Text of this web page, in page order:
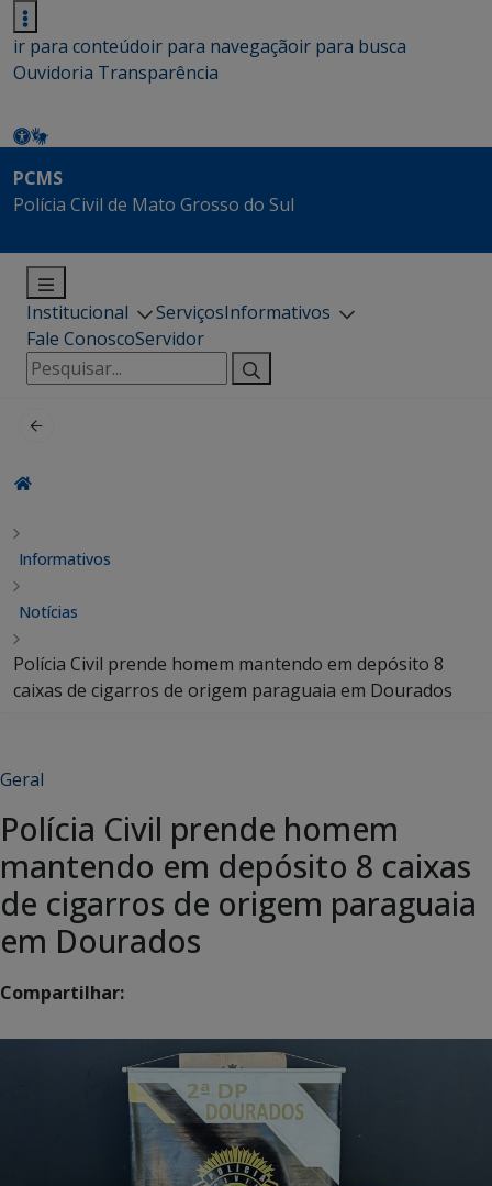
ir para conteúdoir para navegaçãoir para busca
Ouvidoria Transparência
PCMS
Polícia Civil de Mato Grosso do Sul
Institucional ServiçosInformativos
Fale ConoscoServidor
Pesquisar
por:
Informativos
Notícias
Polícia Civil prende homem mantendo em depósito 8
caixas de cigarros de origem paraguaia em Dourados
Geral
Polícia Civil prende homem
mantendo em depósito 8 caixas
de cigarros de origem paraguaia
em Dourados
Compartilhar: